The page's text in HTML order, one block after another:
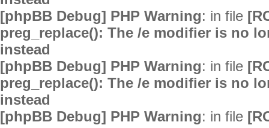
[phpBB Debug] PHP Warning: in file
preg_replace(): The /e modifier is no
instead
[phpBB Debug] PHP Warning: in file
preg_replace(): The /e modifier is no
instead
[phpBB Debug] PHP Warning: in file